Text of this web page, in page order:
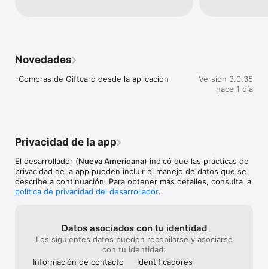
Novedades
-Compras de Giftcard desde la aplicación
Versión 3.0.35
hace 1 día
Privacidad de la app
El desarrollador (Nueva Americana) indicó que las prácticas de
privacidad de la app pueden incluir el manejo de datos que se
describe a continuación. Para obtener más detalles, consulta la
política de privacidad del desarrollador.
Datos asociados con tu identidad
Los siguientes datos pueden recopilarse y asociarse
con tu identidad:
Información de contacto
Identificado­res